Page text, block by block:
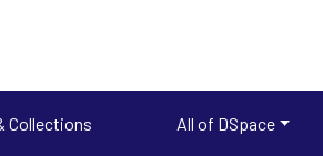
Collections All of DSpace